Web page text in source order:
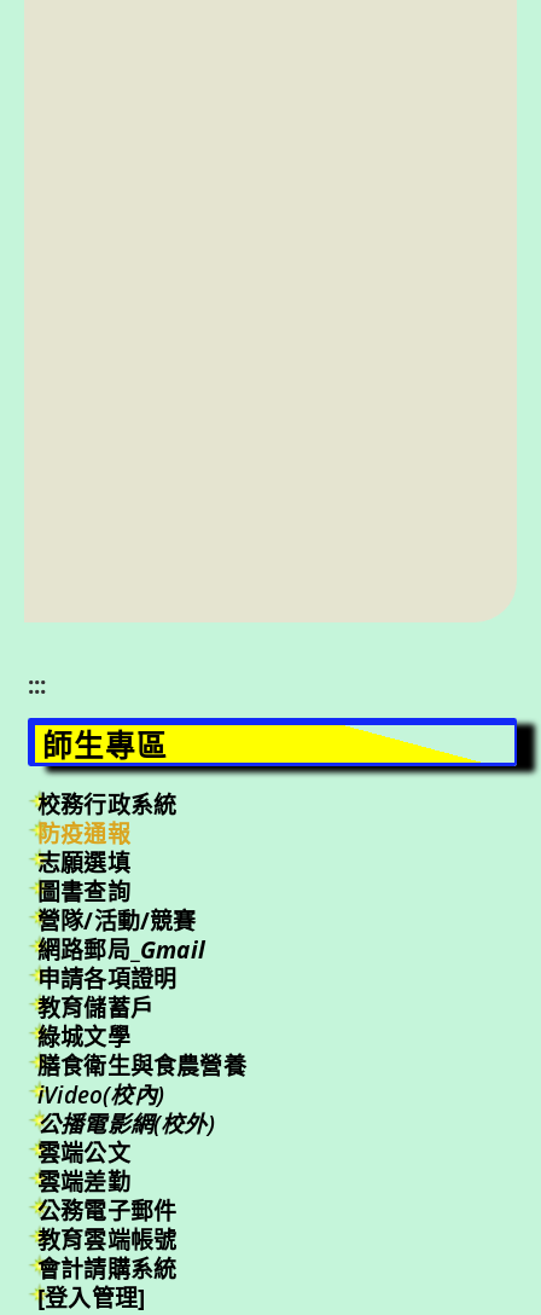
:::
師生專區
校務行政系統
防疫通報
志願選填
圖書查詢
營隊/活動/競賽
網路郵局_ Gmail
申請各項證明
教育儲蓄戶
綠城文學
膳食衛生與食農營養
iVideo(校內)
公播電影網(校外)
雲端公文
雲端差勤
公務電子郵件
教育雲端帳號
會計請購系統
[登入管理]